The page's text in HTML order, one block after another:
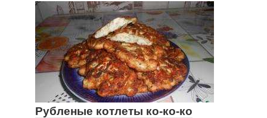
Рубленые котлеты ко-ко-ко